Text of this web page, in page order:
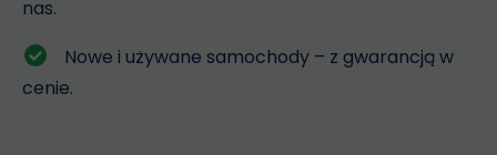
nas.
Nowe i używane samochody – z gwarancją w
cenie.